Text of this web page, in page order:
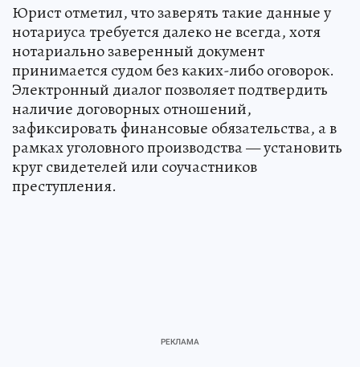
Юрист отметил, что заверять такие данные у
нотариуса требуется далеко не всегда, хотя
нотариально заверенный документ
принимается судом без каких-либо оговорок.
Электронный диалог позволяет подтвердить
наличие договорных отношений,
зафиксировать финансовые обязательства, а в
рамках уголовного производства — установить
круг свидетелей или соучастников
преступления.